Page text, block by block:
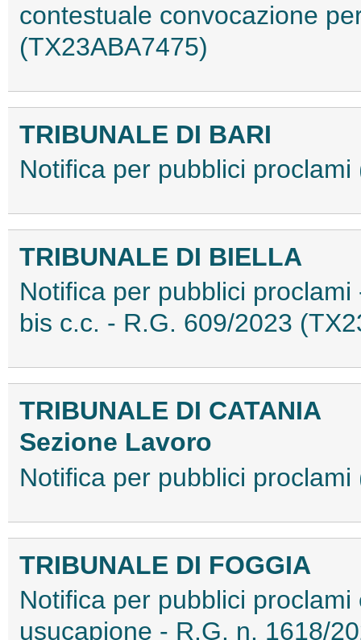
contestuale convocazione
(TX23ABA7475)
TRIBUNALE DI BARI
Notifica per pubblici
TRIBUNALE DI BIELLA
Notifica per pubblici
bis c.c. - R.G. 609/2023
TRIBUNALE DI CATANIA
Sezione Lavoro
Notifica per pubblici
TRIBUNALE DI FOGGIA
Notifica per pubblici
usucapione - R.G. n. 1618/